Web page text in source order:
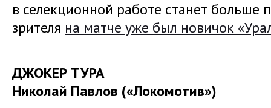
в селекционной работе станет больше
зрителя на матче уже был новичок
ДЖОКЕР ТУРА
Николай Павлов («Локомотив»)